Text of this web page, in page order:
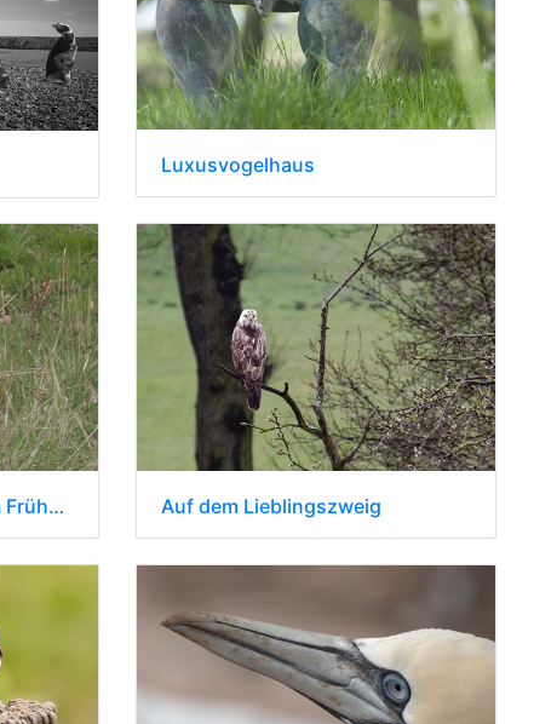
Luxusvogelhaus
tierischer Nachbar 2 beim Frühstück Auf dem Lieblingszweig